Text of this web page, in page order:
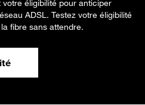
éligibilité pour anticiper
ADSL. Testez votre éligibilité
fibre sans attendre.